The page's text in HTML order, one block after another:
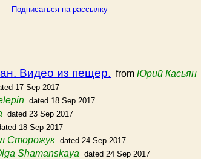
Подписаться на рассылку
Видео из пещер. from Юрий Касьян
17 Sep 2017
dated 18 Sep 2017
dated 23 Sep 2017
18 Sep 2017
Сторожук dated 24 Sep 2017
Shamanskaya dated 24 Sep 2017